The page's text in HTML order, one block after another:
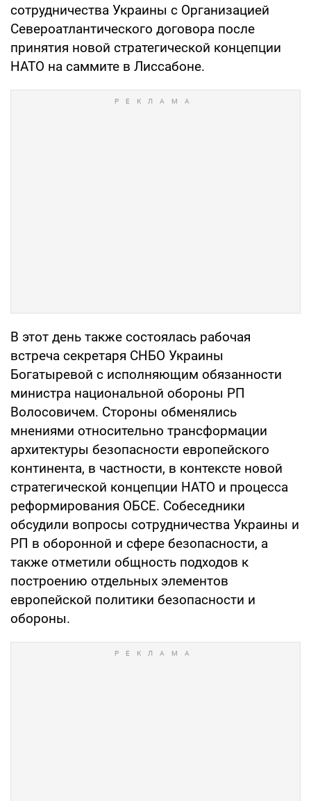
сотрудничества Украины с Организацией
Североатлантического договора после
принятия новой стратегической концепции
НАТО на саммите в Лиссабоне.
В этот день также состоялась рабочая
встреча секретаря СНБО Украины
Богатыревой с исполняющим обязанности
министра национальной обороны РП
Волосовичем. Стороны обменялись
мнениями относительно трансформации
архитектуры безопасности европейского
континента, в частности, в контексте новой
стратегической концепции НАТО и процесса
реформирования ОБСЕ. Собеседники
обсудили вопросы сотрудничества Украины и
РП в оборонной и сфере безопасности, а
также отметили общность подходов к
построению отдельных элементов
европейской политики безопасности и
обороны.